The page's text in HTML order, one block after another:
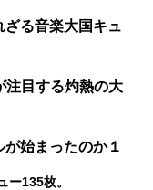
る音楽大国キュ
目する灼熱の大
始まったのか１
ー135枚。